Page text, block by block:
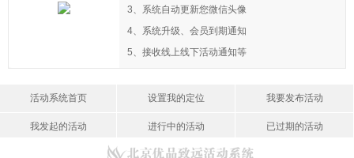
3、系统自动更新您微信头像
4、系统升级、会员到期通知
5、接收线上线下活动通知等
活动系统首页 设置我的定位 我要发布活动
我发起的活动 进行中的活动 已过期的活动